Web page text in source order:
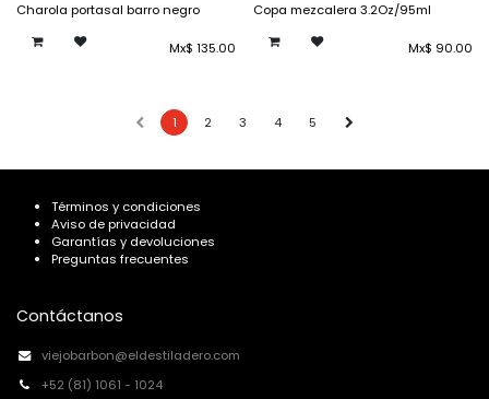
Charola portasal barro negro
Mx$ 135.00
Copa mezcalera 3.2Oz/95ml
Mx$ 90.00
1 2 3 4 5
Términos y condiciones
Aviso de privacidad
Garantías y devoluciones
Preguntas frecuentes
Contáctanos
viejobarbon@eldestiladero.com
+52 (81) 1061 - 1024